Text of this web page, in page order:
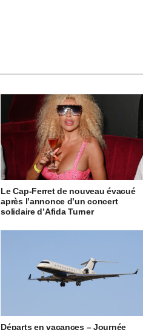
Le Cap-Ferret de nouveau évacué
après l’annonce d’un concert
solidaire d’Afida Turner
Départs en vacances – Journée